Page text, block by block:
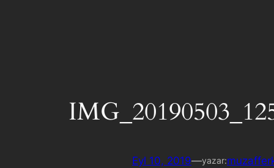
Eyl 10, 2019—yazar: